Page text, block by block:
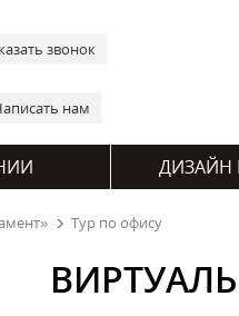
звонок
нам
ДИЗАЙН
Тур по офису